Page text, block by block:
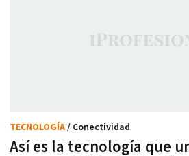
Así es la tecnología que
TECNOLOGÍA/ Conectividad